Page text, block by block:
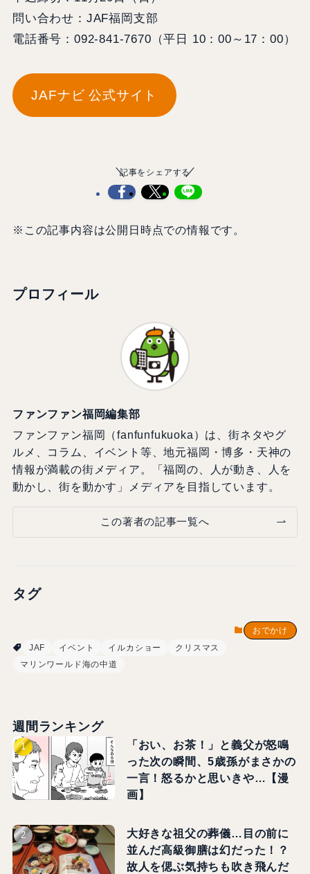
問い合わせ：JAF福岡支部
電話番号：092-841-7670（平日 10：00～17：00）
JAFナビ 公式サイト
記事をシェアする
※この記事内容は公開日時点での情報です。
プロフィール
ファンファン福岡編集部
ファンファン福岡（fanfunfukuoka）は、街ネタやグ
ルメ、コラム、イベント等、地元福岡・博多・天神の
情報が満載の街メディア。「福岡の、人が動き、人を
動かし、街を動かす」メディアを目指しています。
この著者の記事一覧へ
タグ
おでかけ
JAF
イベント イルカショー
クリスマス
マリンワールド海の中道
週間ランキング
「おい、お茶！」と義父が怒鳴
った次の瞬間、5歳孫がまさかの
一言！怒るかと思いきや…【漫
画】
大好きな祖父の葬儀…目の前に
並んだ高級御膳は幻だった！？
故人を偲ぶ気持ちも吹き飛んだ